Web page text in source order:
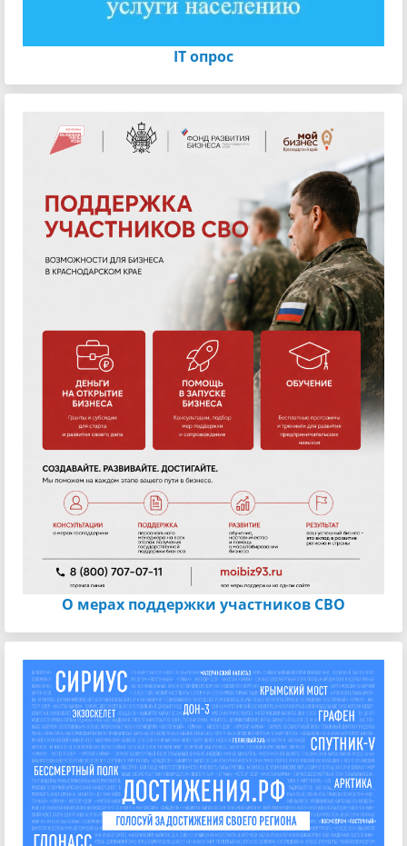
IT опрос
О мерах поддержки участников СВО